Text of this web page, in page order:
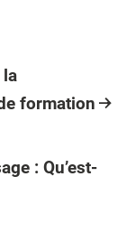
la
formation
: Qu’est-